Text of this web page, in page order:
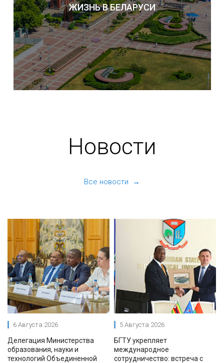
ЖИЗНЬ В БЕЛАРУСИ
Новости
Все новости →
6 Августа 2026
Делегация Министерства
образования, науки и
технологий Объединенной
5 Августа 2026
БГТУ укрепляет
международное
сотрудничество: встреча с